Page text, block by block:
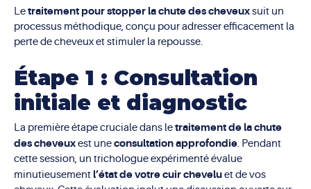
Letraitement pour stopper la chute des cheveuxsuit un
processus méthodique, conçu pour adresser efficacement la
perte de cheveux et stimuler la repousse.
Étape 1 : Consultation
initiale et diagnostic
La première étape cruciale dans letraitement de la chute
des cheveuxest uneconsultation approfondie. Pendant
cette session, un trichologue expérimenté évalue
minutieusementl’état de votre cuir cheveluet de vos